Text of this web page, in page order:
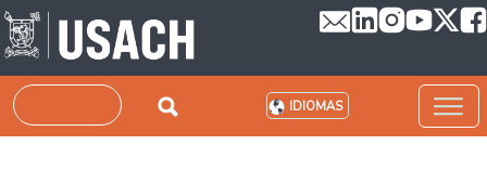
Pasar al contenido principal
Buscar IDIOMAS